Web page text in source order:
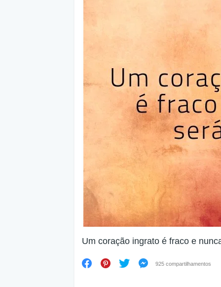
Um coração ingrato é fraco e
925 compartilhamentos